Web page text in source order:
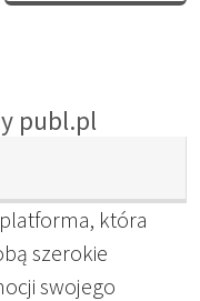
publ.pl
która
szerokie
swojego